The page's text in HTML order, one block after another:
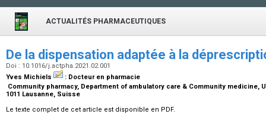
ACTUALITÉS PHARMACEUTIQUES
De la dispensation adaptée à la
Doi : 10.1016/j.actpha.2021.02.001
Yves Michiels
: Docteur en pharmacie
Community pharmacy, Department of ambulatory care & Community medicine,
1011 Lausanne, Suisse
Le texte complet de cet article est disponible en PDF.